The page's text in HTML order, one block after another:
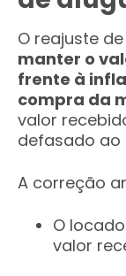
O reajuste
manter o
frente à
compra da
valor
defasado ao
A correção
O
valor